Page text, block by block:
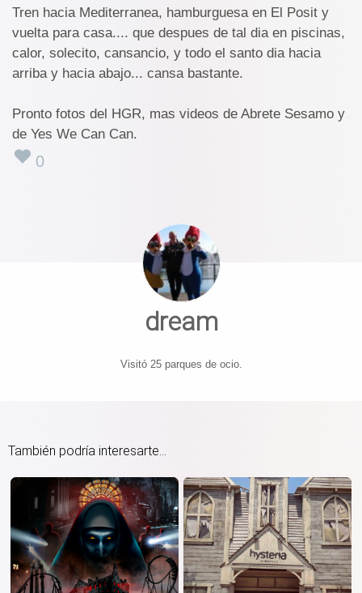
Tren hacia Mediterranea, hamburguesa en El Posit y
vuelta para casa.... que despues de tal dia en piscinas,
calor, solecito, cansancio, y todo el santo dia hacia
arriba y hacia abajo... cansa bastante.
Pronto fotos del HGR, mas videos de Abrete Sesamo y
de Yes We Can Can.
0
dream
Visitó 25 parques de ocio.
También podría interesarte...